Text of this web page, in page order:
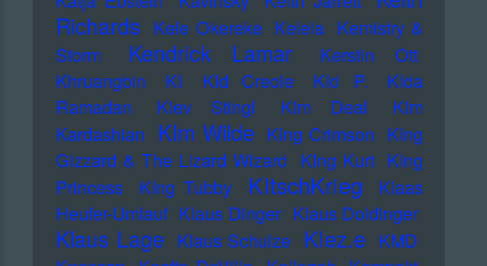
Richards Kele Okereke Kelela Kemistry &
Storm
Kendrick Lamar
Kerstin Ott
Khruangbin
KI KId Creole KId P.
KIda
Ramadan
KIev Stingl KIm Deal
KIm
Kardashian KIm Wilde KIng Crimson KIng
Gizzard & The Lizard Wizard KIng Kurt KIng
Princess
KIng Tubby KItschKrieg
Klaas
Heufer-Umlauf Klaus Dinger Klaus Doldinger
Klaus Lage Klaus Schulze Klez.e KMD